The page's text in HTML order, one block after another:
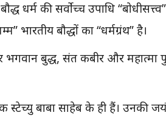
धर्म की सर्वोच्च उपाधि
भारतीय बौद्धों का “धर्मग्रंथ” है।
बुद्ध, संत कबीर और
बाबा साहेब के ही हैं। उनकी